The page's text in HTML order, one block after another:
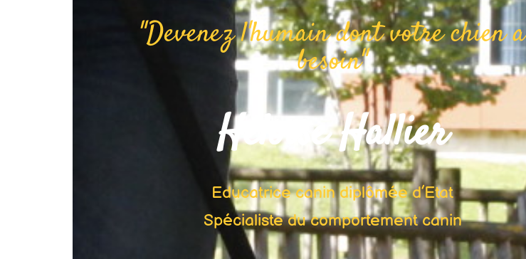
"Devenez l'humain dont votre chien a
besoin"
Heloïse Hallier
Educatrice canin diplômée d’Etat
Spécialiste du comportement canin